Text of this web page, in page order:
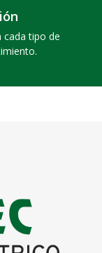
cada tipo de